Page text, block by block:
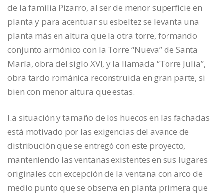
de la familia Pizarro, al ser de menor superficie en
planta y para acentuar su esbeltez se levanta una
planta más en altura que la otra torre, formando
conjunto armónico con la Torre “Nueva” de Santa
María, obra del siglo XVI, y la llamada “Torre Julia”,
obra tardo románica reconstruida en gran parte, si
bien con menor altura que estas.
I.a situación y tamaño de los huecos en las fachadas
está motivado por las exigencias del avance de
distribución que se entregó con este proyecto,
manteniendo las ventanas existentes en sus lugares
originales con excepción de la ventana con arco de
medio punto que se observa en planta primera que